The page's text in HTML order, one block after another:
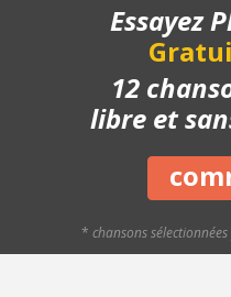
Essayez
12
libre et
* chansons